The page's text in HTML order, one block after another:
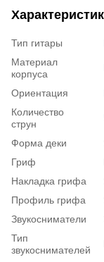
Тип гитары
Материал
корпуса
Ориентация
Количество
струн
Форма деки
Гриф
Накладка грифа
Профиль грифа
Звукосниматели
Тип
звукоснимателей